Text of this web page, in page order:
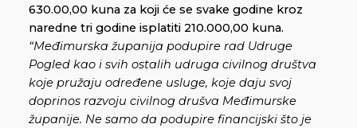
630.00,00 kuna za koji će se svake godine kroz
naredne tri godine isplatiti 210.000,00 kuna.
“Međimurska županija podupire rad Udruge
Pogled kao i svih ostalih udruga civilnog društva
koje pružaju određene usluge, koje daju svoj
doprinos razvoju civilnog drušva Međimurske
županije. Ne samo da podupire financijski što je